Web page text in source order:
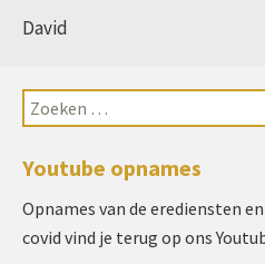
David
Youtube opnames
Opnames van de erediensten
covid vind je terug op ons